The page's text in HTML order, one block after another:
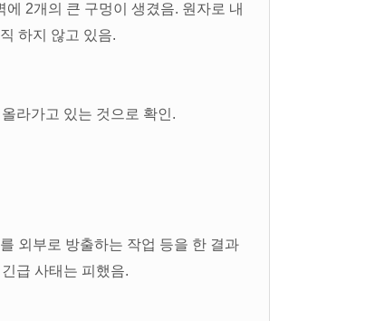
2개의 큰 구멍이 생겼음. 원자로 내
하지 않고 있음.
라가고 있는 것으로 확인.
외부로 방출하는 작업 등을 한 결과
급 사태는 피했음.